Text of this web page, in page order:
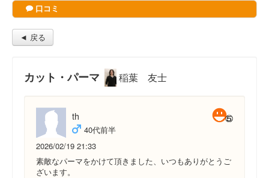
口コミ
◄ 戻る
カット・パーマ 稲葉 友士
th
40代前半
2026/02/19 21:33
素敵なパーマをかけて頂きました、いつもありがとうご
ざいます。